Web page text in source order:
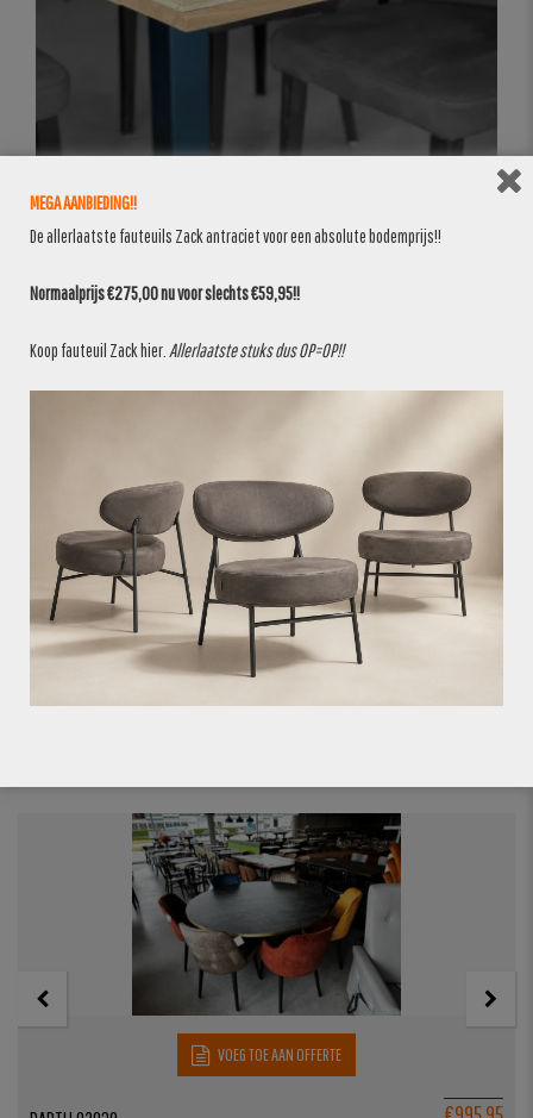
BANKEN
OKIDO OUTLET
VOEG TOE AAN OFFERTE
MEGA AANBIEDING!!
De allerlaatste fauteuils Zack antraciet voor een absolute bodemprijs!!
Normaalprijs €275,00 nu voor slechts €59,95!!
Koop fauteuil Zackhier Allerlaatste stuks dus OP=OP!!